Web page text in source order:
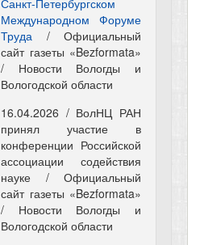
Санкт-Петербургском
Международном Форуме
Труда / Официальный
сайт газеты «Bezformata»
/ Новости Вологды и
Вологодской области
16.04.2026 / ВолНЦ РАН
принял участие в
конференции Российской
ассоциации содействия
науке / Официальный
сайт газеты «Bezformata»
/ Новости Вологды и
Вологодской области